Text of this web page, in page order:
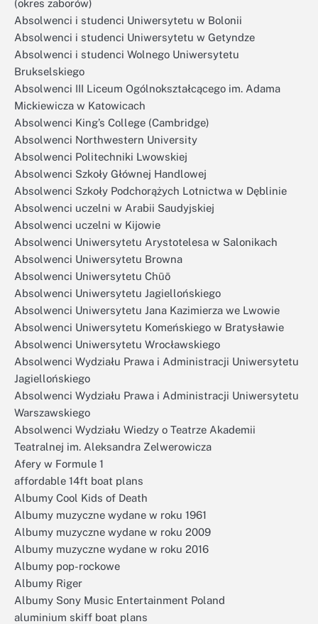
(okres zaborów)
Absolwenci i studenci Uniwersytetu w Bolonii
Absolwenci i studenci Uniwersytetu w Getyndze
Absolwenci i studenci Wolnego Uniwersytetu
Brukselskiego
Absolwenci III Liceum Ogólnokształcącego im. Adama
Mickiewicza w Katowicach
Absolwenci King’s College (Cambridge)
Absolwenci Northwestern University
Absolwenci Politechniki Lwowskiej
Absolwenci Szkoły Głównej Handlowej
Absolwenci Szkoły Podchorążych Lotnictwa w Dęblinie
Absolwenci uczelni w Arabii Saudyjskiej
Absolwenci uczelni w Kijowie
Absolwenci Uniwersytetu Arystotelesa w Salonikach
Absolwenci Uniwersytetu Browna
Absolwenci Uniwersytetu Chūō
Absolwenci Uniwersytetu Jagiellońskiego
Absolwenci Uniwersytetu Jana Kazimierza we Lwowie
Absolwenci Uniwersytetu Komeńskiego w Bratysławie
Absolwenci Uniwersytetu Wrocławskiego
Absolwenci Wydziału Prawa i Administracji Uniwersytetu
Jagiellońskiego
Absolwenci Wydziału Prawa i Administracji Uniwersytetu
Warszawskiego
Absolwenci Wydziału Wiedzy o Teatrze Akademii
Teatralnej im. Aleksandra Zelwerowicza
Afery w Formule 1
affordable 14ft boat plans
Albumy Cool Kids of Death
Albumy muzyczne wydane w roku 1961
Albumy muzyczne wydane w roku 2009
Albumy muzyczne wydane w roku 2016
Albumy pop-rockowe
Albumy Riger
Albumy Sony Music Entertainment Poland
aluminium skiff boat plans